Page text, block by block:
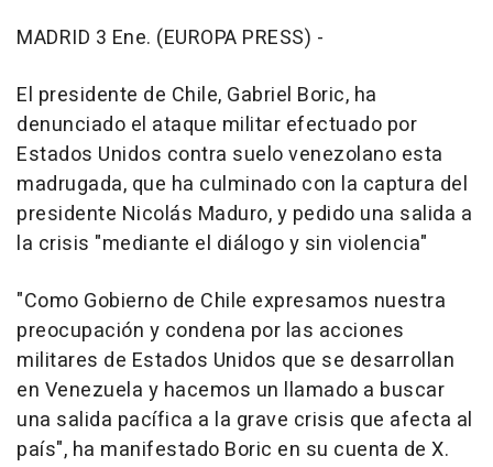
MADRID 3 Ene. (EUROPA PRESS) -
El presidente de Chile, Gabriel Boric, ha
denunciado el ataque militar efectuado por
Estados Unidos contra suelo venezolano esta
madrugada, que ha culminado con la captura del
presidente Nicolás Maduro, y pedido una salida a
la crisis "mediante el diálogo y sin violencia"
"Como Gobierno de Chile expresamos nuestra
preocupación y condena por las acciones
militares de Estados Unidos que se desarrollan
en Venezuela y hacemos un llamado a buscar
una salida pacífica a la grave crisis que afecta al
país", ha manifestado Boric en su cuenta de X.